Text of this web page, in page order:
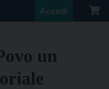
Accedi
un